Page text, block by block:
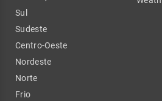
Sul
Sudeste
Centro-Oeste
Nordeste
Norte
Frio